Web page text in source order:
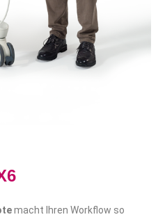
macht Ihren Workflow so